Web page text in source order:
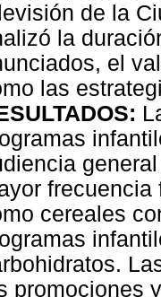
de la
la
el
las
cereales
promociones